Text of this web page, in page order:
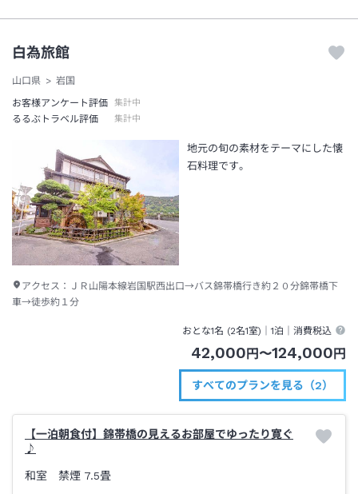
白為旅館
山口県
岩国
お客様アンケート評価
集計中
るるぶトラベル評価 集計中
地元の旬の素材をテーマにした懐
石料理です。
アクセス： ＪＲ山陽本線岩国駅西出口→バス錦帯橋行き約２０分錦帯橋下
車→徒歩約１分
おとな1名 (2名1室)｜1泊 ｜消費税込
42,000円〜124,000円
すべてのプランを見る（2）
【一泊朝食付】錦帯橋の見えるお部屋でゆったり寛ぐ
♪
和室 禁煙 7.5畳